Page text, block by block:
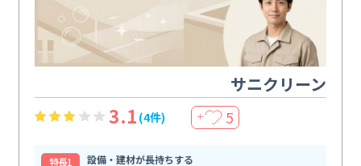
サニクリーン
3.1 (4件) ＋ 5
特⻑1
設備・建材が長持ちする